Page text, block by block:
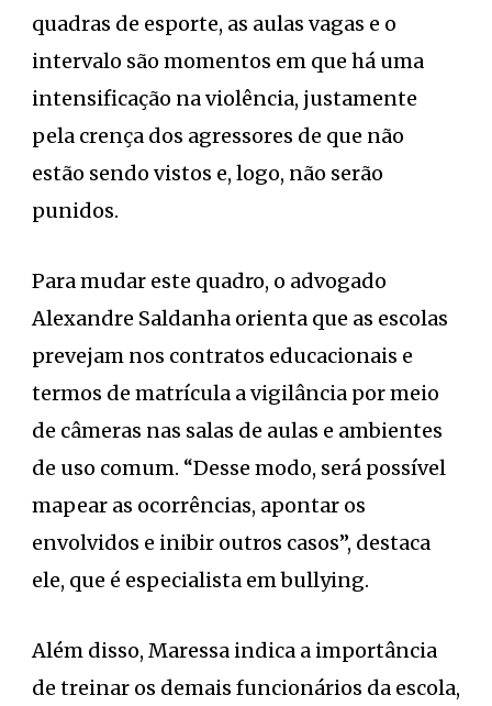
quadras de esporte, as aulas vagas e o
intervalo são momentos em que há uma
intensificação na violência, justamente
pela crença dos agressores de que não
estão sendo vistos e, logo, não serão
punidos.
Para mudar este quadro, o advogado
Alexandre Saldanha orienta que as escolas
prevejam nos contratos educacionais e
termos de matrícula a vigilância por meio
de câmeras nas salas de aulas e ambientes
de uso comum. “Desse modo, será possível
mapear as ocorrências, apontar os
envolvidos e inibir outros casos”, destaca
ele, que é especialista em bullying.
Além disso, Maressa indica a importância
de treinar os demais funcionários da escola,